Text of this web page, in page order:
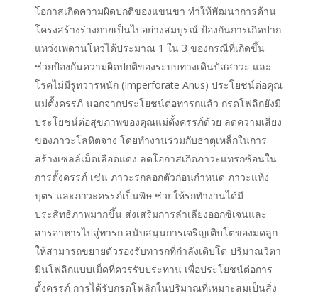
โอกาสเกิดความผิดปกติของแขนขา ทำให้พัฒนาการด้าน
โครงสร้างร่างกายเป็นไปอย่างสมบูรณ์ ป้องกันการเกิดปาก
แหว่งเพดานโหว่ได้ประมาณ 1 ใน 3 ของกรณีที่เกิดขึ้น
ช่วยป้องกันความผิดปกติของระบบทางเดินปัสสาวะ และ
โรคไม่มีรูทวารหนัก (Imperforate Anus) ประโยชน์ต่อคุณ
แม่ตั้งครรภ์ นอกจากประโยชน์ต่อทารกแล้ว กรดโฟลิกยังมี
ประโยชน์ต่อสุขภาพของคุณแม่ตั้งครรภ์ด้วย ลดความเสี่ยง
ของภาวะโลหิตจาง โดยทำงานร่วมกับธาตุเหล็กในการ
สร้างเซลล์เม็ดเลือดแดง ลดโอกาสเกิดภาวะแทรกซ้อนใน
การตั้งครรภ์ เช่น ภาวะรกลอกตัวก่อนกำหนด ภาวะแท้ง
บุตร และภาวะครรภ์เป็นพิษ ช่วยให้รกทำงานได้มี
ประสิทธิภาพมากขึ้น ส่งเสริมการลำเลียงออกซิเจนและ
สารอาหารไปสู่ทารก สนับสนุนการเจริญเติบโตของมดลูก
ให้สามารถขยายตัวรองรับทารกที่กำลังเติบโต ปริมาณวิตา
มินโฟลิกแบบเม็ดที่ควรรับประทาน เพื่อประโยชน์ต่อการ
ตั้งครรภ์ การได้รับกรดโฟลิกในปริมาณที่เหมาะสมเป็นสิ่ง